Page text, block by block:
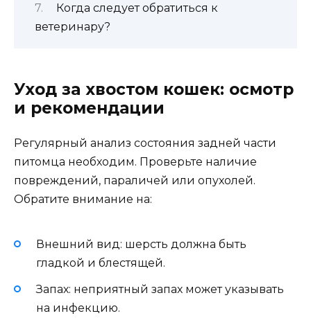
Когда следует обратиться к
ветеринару?
Уход за хвостом кошек: осмотр
и рекомендации
Регулярный анализ состояния задней части
питомца необходим. Проверьте наличие
повреждений, параличей или опухолей.
Обратите внимание на:
Внешний вид: шерсть должна быть
гладкой и блестящей.
Запах: неприятный запах может указывать
на инфекцию.